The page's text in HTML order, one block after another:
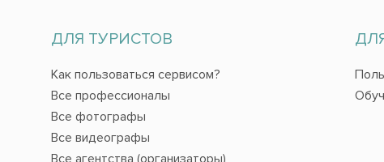
ДЛЯ ТУРИСТОВ
Как пользоваться сервисом?
Все профессионалы
Все фотографы
Все видеографы
Все агентства (организаторы)